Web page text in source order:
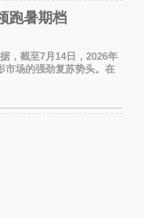
跑暑期档
截至7月14日，2026年
市场的强劲复苏势头。在